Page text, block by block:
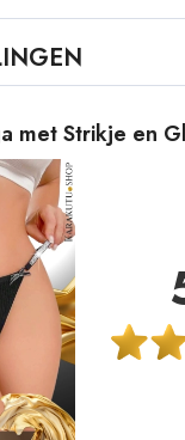
met Strikje en